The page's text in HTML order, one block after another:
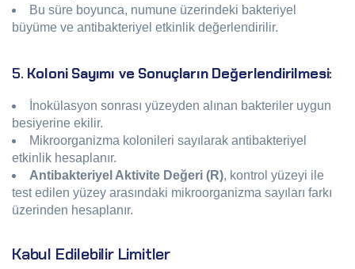
Bu süre boyunca, numune üzerindeki bakteriyel
büyüme ve antibakteriyel etkinlik değerlendirilir.
5. Koloni Sayımı ve Sonuçların Değerlendirilmesi:
İnokülasyon sonrası yüzeyden alınan bakteriler uygun
besiyerine ekilir.
Mikroorganizma kolonileri sayılarak antibakteriyel
etkinlik hesaplanır.
Antibakteriyel Aktivite Değeri (R), kontrol yüzeyi ile
test edilen yüzey arasındaki mikroorganizma sayıları farkı
üzerinden hesaplanır.
Kabul Edilebilir Limitler